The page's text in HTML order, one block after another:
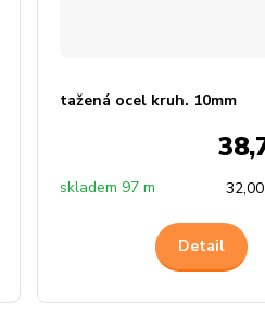
tažená ocel kruh. 10mm
skladem 97 m
Detail